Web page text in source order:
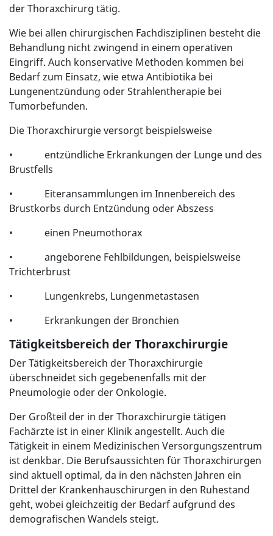
der Thoraxchirurg tätig.
Wie bei allen chirurgischen Fachdisziplinen besteht die
Behandlung nicht zwingend in einem operativen
Eingriff. Auch konservative Methoden kommen bei
Bedarf zum Einsatz, wie etwa Antibiotika bei
Lungenentzündung oder Strahlentherapie bei
Tumorbefunden.
Die Thoraxchirurgie versorgt beispielsweise
• entzündliche Erkrankungen der Lunge und des
Brustfells
• Eiteransammlungen im Innenbereich des
Brustkorbs durch Entzündung oder Abszess
• einen Pneumothorax
• angeborene Fehlbildungen, beispielsweise
Trichterbrust
• Lungenkrebs, Lungenmetastasen
• Erkrankungen der Bronchien
Tätigkeitsbereich der Thoraxchirurgie
Der Tätigkeitsbereich der Thoraxchirurgie
überschneidet sich gegebenenfalls mit der
Pneumologie oder der Onkologie.
Der Großteil der in der Thoraxchirurgie tätigen
Fachärzte ist in einer Klinik angestellt. Auch die
Tätigkeit in einem Medizinischen Versorgungszentrum
ist denkbar. Die Berufsaussichten für Thoraxchirurgen
sind aktuell optimal, da in den nächsten Jahren ein
Drittel der Krankenhauschirurgen in den Ruhestand
geht, wobei gleichzeitig der Bedarf aufgrund des
demografischen Wandels steigt.